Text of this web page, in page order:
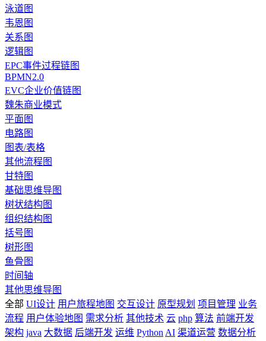
泳道图
韦恩图
关系图
逻辑图
EPC事件过程链图
BPMN2.0
EVC企业价值链图
魏朱商业模式
平面图
电路图
图表/表格
其他流程图
甘特图
基础思维导图
树状结构图
组织结构图
括号图
树形图
鱼骨图
时间轴
其他思维导图
全部 UI设计 用户旅程地图 交互设计 原型规划 项目管理 业务
流程 用户体验地图 需求分析 其他技术 云 php 算法 前端开发
架构 java 大数据 后端开发 运维 Python AI 渠道运营 数据分析